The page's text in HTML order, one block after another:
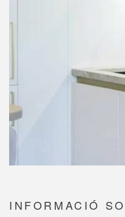
INFORMACIÓ